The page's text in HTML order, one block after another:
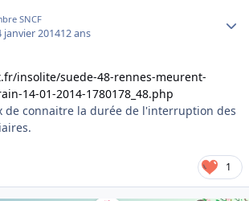
SNCF
janvier 201412 ans
insolite/suede-48-rennes-meurent-
14-01-2014-1780178_48.php
de connaitre la durée de l'interruption des
1